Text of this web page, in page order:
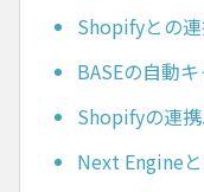
Shopifyとの
BASEの自動
Shopifyの連
Next Engine